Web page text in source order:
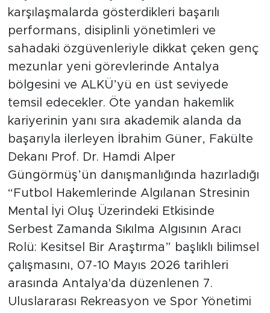
karşılaşmalarda gösterdikleri başarılı
performans, disiplinli yönetimleri ve
sahadaki özgüvenleriyle dikkat çeken genç
mezunlar yeni görevlerinde Antalya
bölgesini ve ALKÜ’yü en üst seviyede
temsil edecekler. Öte yandan hakemlik
kariyerinin yanı sıra akademik alanda da
başarıyla ilerleyen İbrahim Güner, Fakülte
Dekanı Prof. Dr. Hamdi Alper
Güngörmüş’ün danışmanlığında hazırladığı
“Futbol Hakemlerinde Algılanan Stresinin
Mental İyi Oluş Üzerindeki Etkisinde
Serbest Zamanda Sıkılma Algısının Aracı
Rolü: Kesitsel Bir Araştırma” başlıklı bilimsel
çalışmasını, 07-10 Mayıs 2026 tarihleri
arasında Antalya'da düzenlenen 7.
Uluslararası Rekreasyon ve Spor Yönetimi